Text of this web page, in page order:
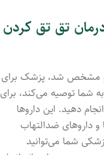
تق تق کردن
مشخص شد، پزشک برای
شما توصیه می‌کند، برای
دهید. این داروها
داروهای ضدالتهاب
شما می‌توانید